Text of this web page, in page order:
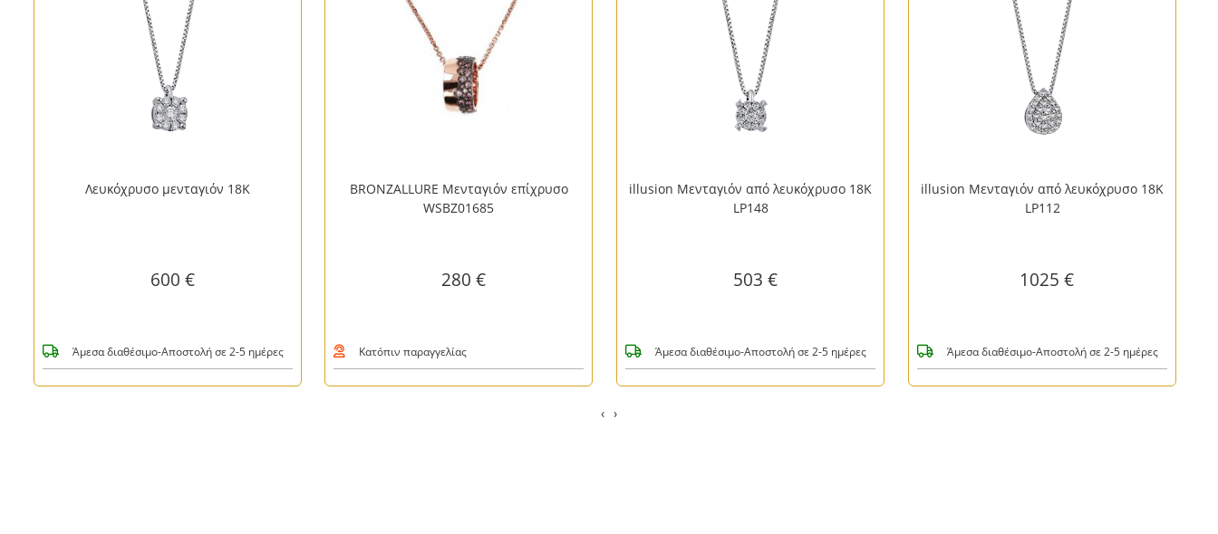
Λευκόχρυσο μενταγιόν 18Κ
600 €
Άμεσα διαθέσιμο-Αποστολή σε 2-5 ημέρες
BRONZALLURE Μενταγιόν επίχρυσο
WSBZ01685
280 €
Κατόπιν παραγγελίας
illusion Μενταγιόν από λευκόχρυσο 18K
LP148
503 €
Άμεσα διαθέσιμο-Αποστολή σε 2-5 ημέρες
illusion Μενταγιόν από λευκόχρυσο 18Κ
LP112
1025 €
Άμεσα διαθέσιμο-Αποστολή σε 2-5 ημέρες
‹ ›